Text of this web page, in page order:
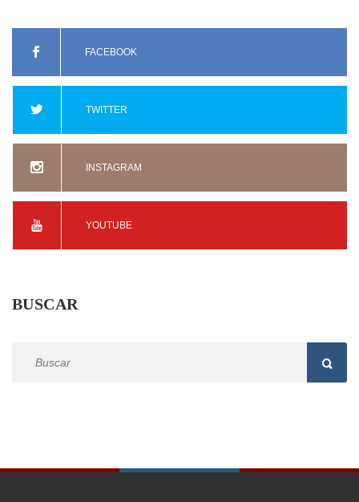
FACEBOOK
TWITTER
INSTAGRAM
YOUTUBE
BUSCAR